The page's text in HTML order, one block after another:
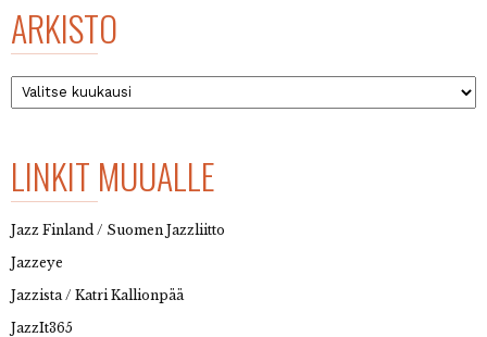
ARKISTO
Arkisto
LINKIT MUUALLE
Jazz Finland / Suomen Jazzliitto
Jazzeye
Jazzista / Katri Kallionpää
JazzIt365